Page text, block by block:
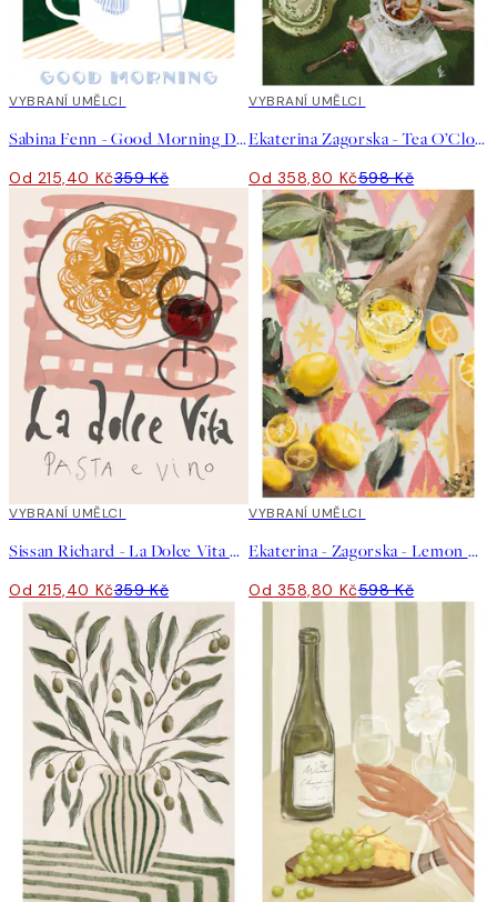
40%*
VYBRANÍ UMĚLCI
Sabina Fenn - Good Morning Dive Plakát
Od 215,40 Kč359 Kč
40%*
VYBRANÍ UMĚLCI
Ekaterina Zagorska - Tea O’Clock Plakát
Od 358,80 Kč598 Kč
40%*
VYBRANÍ UMĚLCI
Sissan Richard - La Dolce Vita Plakát
Od 215,40 Kč359 Kč
40%*
VYBRANÍ UMĚLCI
Ekaterina - Zagorska - Lemon Cocktail Plakát
Od 358,80 Kč598 Kč